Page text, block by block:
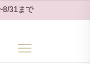
31まで